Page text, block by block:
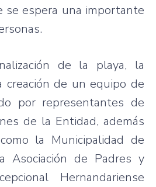
se espera una importante
de la playa, la
creación de un equipo de
por representantes de
de la Entidad, además
la Municipalidad de
Asociación de Padres y
Hernandariense